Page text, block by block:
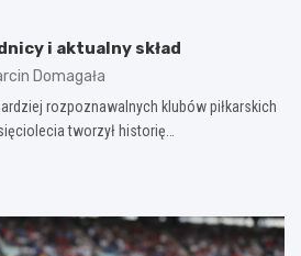
i aktualny skład
Domagała
rozpoznawalnych klubów piłkarskich
tworzył historię…